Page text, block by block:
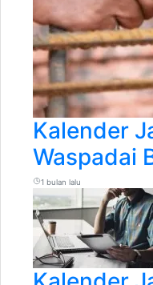
Kalender
Waspadai
1 bulan lalu